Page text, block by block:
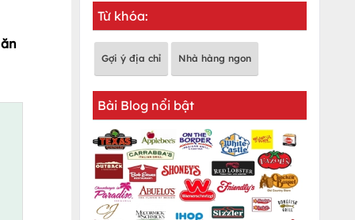
Từ khóa:
Gợi ý địa chỉ Nhà hàng ngon
Bài Blog nổi bật